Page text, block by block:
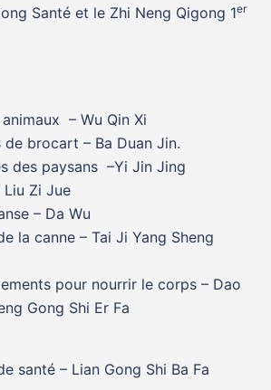
Santé et le Zhi Neng Qigong 1er
– Wu Qin Xi
de brocart – Ba Duan Jin.
des paysans –Yi Jin Jing
Liu Zi Jue
– Da Wu
la canne – Tai Ji Yang Sheng
pour nourrir le corps – Dao
Gong Shi Er Fa
santé – Lian Gong Shi Ba Fa